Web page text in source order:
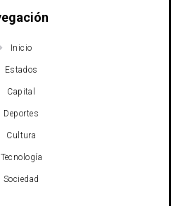
Inicio
Estados
Capital
Deportes
Cultura
Tecnología
Sociedad